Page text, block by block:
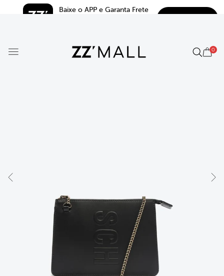
Baixe o APP e Garanta Frete
0